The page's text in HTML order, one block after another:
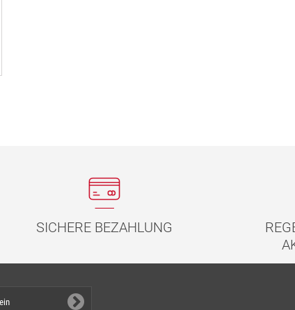
SICHERE BEZAHLUNG